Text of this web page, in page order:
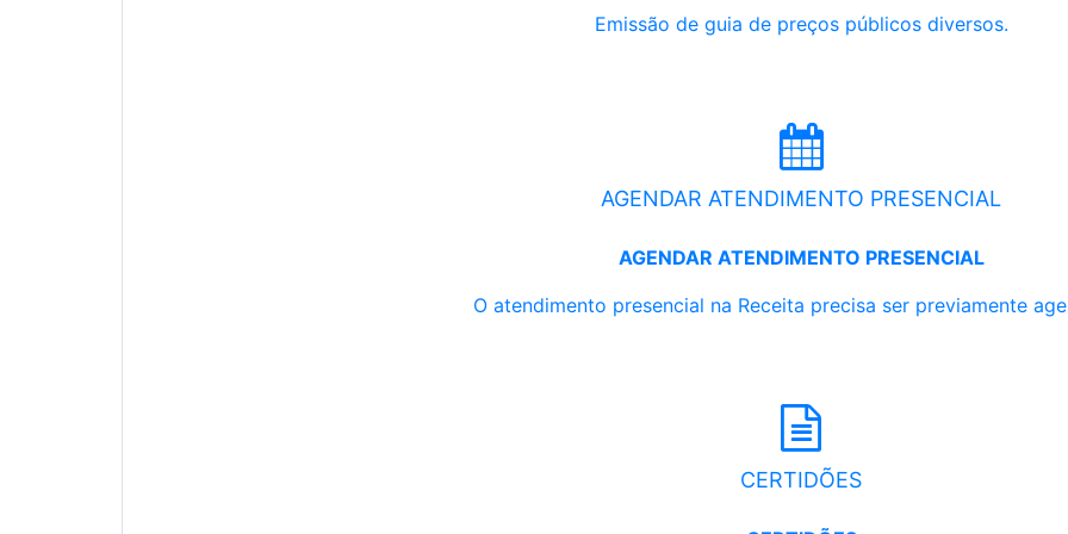
Emissão de guia de preços públicos diversos.
AGENDAR ATENDIMENTO PRESENCIAL
AGENDAR ATENDIMENTO PRESENCIAL
O atendimento presencial na Receita precisa ser previamente
CERTIDÕES